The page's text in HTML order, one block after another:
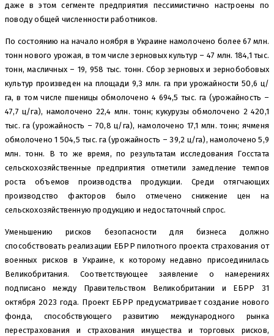
даже в этом сегменте предприятия пессимистично настроены по
поводу общей численности работников.
По состоянию на начало ноября в Украине намолочено более 67 млн.
тонн нового урожая, в том числе зерновых культур – 47 млн. 184,1 тыс.
тонн, масличных – 19, 958 тыс. тонн. Сбор зерновых и зернобобовых
культур произведен на площади 9,3 млн. га при урожайности 50,6 ц/
га, в том числе пшеницы обмолочено 4 694,5 тыс. га (урожайность –
47,7 ц/га), намолочено 22,4 млн. тонн; кукурузы обмолочено 2 420,1
тыс. га (урожайность – 70,8 ц/га), намолочено 17,1 млн. тонн; ячменя
обмолочено 1 504,5 тыс. га (урожайность – 39,2 ц/га), намолочено 5,9
млн. тонн. В то же время, по результатам исследования Госстата
сельскохозяйственные предприятия отметили замедление темпов
роста объемов производства продукции. Среди отягчающих
производство факторов было отмечено снижение цен на
сельскохозяйственную продукцию и недостаточный спрос.
Уменьшению рисков безопасности для бизнеса должно
способствовать реализации ЕБРР пилотного проекта страхования от
военных рисков в Украине, к которому недавно присоединилась
Великобритания. Соответствующее заявление о намерениях
подписано между Правительством Великобритании и ЕБРР 31
октября 2023 года. Проект ЕБРР предусматривает создание нового
фонда, способствующего развитию международного рынка
перестрахования и страхования имущества и торговых рисков,